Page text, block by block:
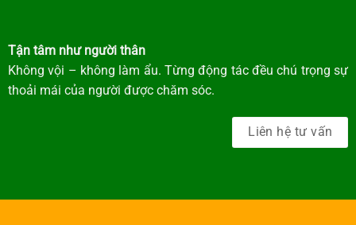
Tận tâm như người thân
Không vội – không làm ẩu. Từng động tác đều chú trọng sự
thoải mái của người được chăm sóc.
Liên hệ tư vấn